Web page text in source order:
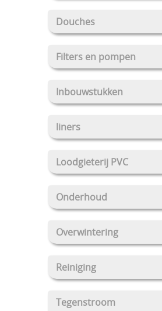
Douches
Filters en pompen
Inbouwstukken
liners
Loodgieterij PVC
Onderhoud
Overwintering
Reiniging
Tegenstroom